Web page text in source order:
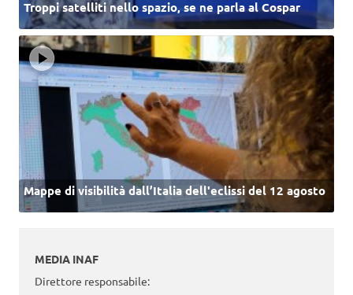
Troppi satelliti nello spazio, se ne parla al Cospar
Mappe di visibilità dall’Italia dell'eclissi del 12 agosto
MEDIA INAF
Direttore responsabile: